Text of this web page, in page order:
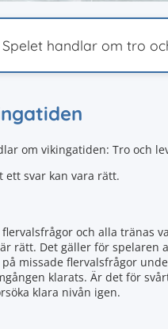
Spelet handlar om tro
om vikingatiden: Tro och
ett svar kan vara rätt.
och alla tränas
rätt. Det gäller för
missade flervalsfrågor
klarats. Är det för
klara nivån igen.